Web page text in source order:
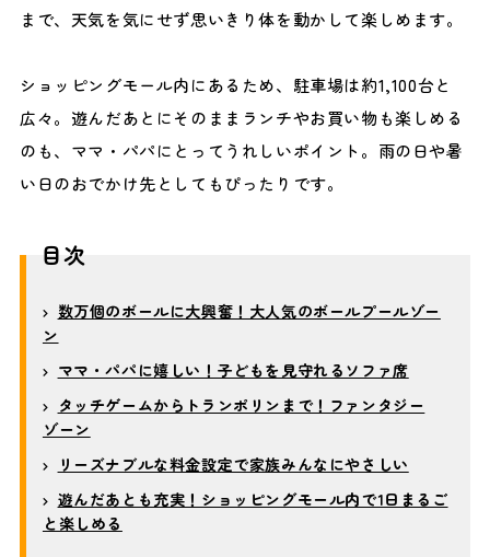
まで、天気を気にせず思いきり体を動かして楽しめます。
ショッピングモール内にあるため、駐車場は約1,100台と
広々。遊んだあとにそのままランチやお買い物も楽しめる
のも、ママ・パパにとってうれしいポイント。雨の日や暑
い日のおでかけ先としてもぴったりです。
目次
数万個のボールに大興奮！大人気のボールプールゾー
ン
ママ・パパに嬉しい！子どもを見守れるソファ席
タッチゲームからトランポリンまで！ファンタジー
ゾーン
リーズナブルな料金設定で家族みんなにやさしい
遊んだあとも充実！ショッピングモール内で1日まるご
と楽しめる